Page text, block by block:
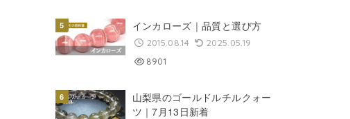
インカローズ｜品質と選び方
2015.08.14
2025.05.19
8901
山梨県のゴールドルチルクォー
ツ｜7月13日新着